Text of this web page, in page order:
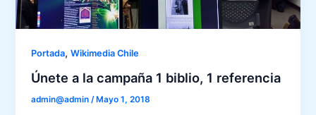
Portada,Wikimedia Chile
Únete a la campaña 1 biblio, 1 referencia
admin@admin /Mayo 1, 2018